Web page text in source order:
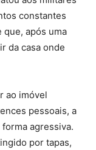
constantes
após uma
da casa onde
ao imóvel
pessoais, a
agressiva.
por tapas,